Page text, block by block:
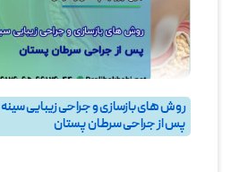
روش های بازسازی و جراحی زیبایی سینه
پس از جراحی سرطان پستان